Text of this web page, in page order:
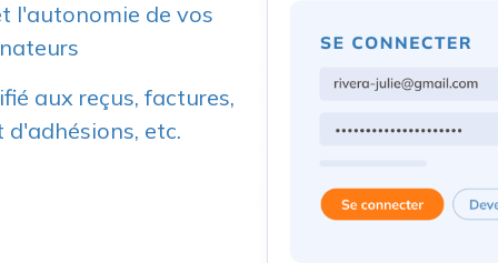
aux reçus, factures,
etc.